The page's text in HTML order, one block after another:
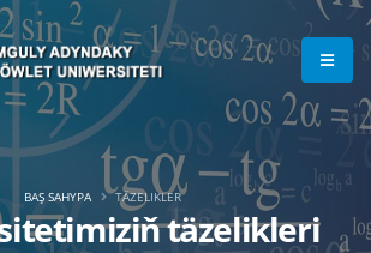
täzelikleri
BAŞ SAHYPA TÄZELIKLER